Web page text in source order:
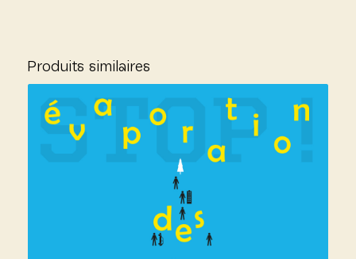
Produits similaires